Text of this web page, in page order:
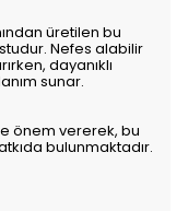
üretilen bu
Nefes alabilir
dayanıklı
sunar.
önem vererek, bu
bulunmaktadır.